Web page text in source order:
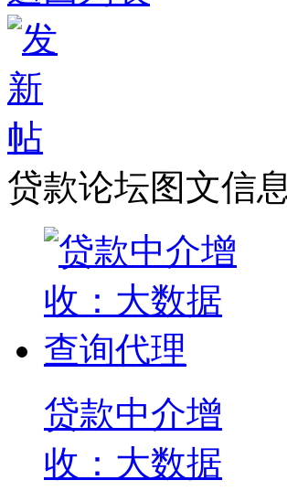
贷款论坛图文信
贷款中介增
收：大数据